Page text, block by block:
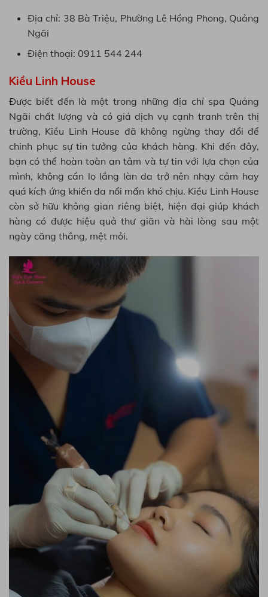
Địa chỉ: 38 Bà Triệu, Phường Lê Hồng Phong, Quảng
Ngãi
Điện thoại: 0911 544 244
Kiều Linh House
Được biết đến là một trong những địa chỉ spa Quảng
Ngãi chất lượng và có giá dịch vụ cạnh tranh trên thị
trường, Kiều Linh House đã không ngừng thay đổi để
chinh phục sự tin tưởng của khách hàng. Khi đến đây,
bạn có thể hoàn toàn an tâm và tự tin với lựa chọn của
mình, không cần lo lắng làn da trở nên nhạy cảm hay
quá kích ứng khiến da nổi mẩn khó chịu. Kiều Linh House
còn sở hữu không gian riêng biệt, hiện đại giúp khách
hàng có được hiệu quả thư giãn và hài lòng sau một
ngày căng thẳng, mệt mỏi.